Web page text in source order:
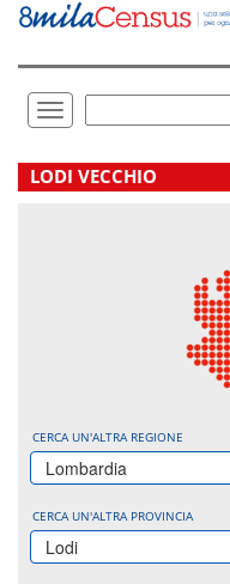
Vai
direttamente
Toggle
navigation
LODI VECCHIO
CERCA UN'ALTRA REGIONE
Lombardia
CERCA UN'ALTRA PROVINCIA
Lodi